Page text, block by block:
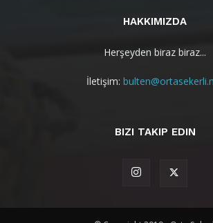
HAKKIMIZDA
Herşeyden biraz biraz...
İletişim:
BIZI TAKIP EDIN